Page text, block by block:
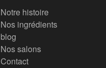
Notre histoire
Nos ingrédients
blog
Nos salons
Contact